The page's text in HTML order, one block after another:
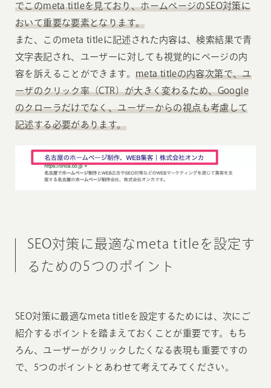
でこのmeta titleを見ており、ホームページのSEO対策に
おいて重要な要素となります。
また、このmeta titleに記述された内容は、検索結果で青
文字表記され、ユーザーに対しても視覚的にページの内
容を訴えることができます。 meta titleの内容次第で、ユ
ーザのクリック率（CTR）が大きく変わるため、Google
のクローラだけでなく、ユーザーからの視点も考慮して
記述する必要があります。
SEO対策に最適なmeta titleを設定す
るための5つのポイント
SEO対策に最適なmeta titleを設定するためには、次にご
紹介するポイントを踏まえておくことが重要です。もち
ろん、ユーザーがクリックしたくなる表現も重要ですの
で、5つのポイントとあわせて考えてみてください。